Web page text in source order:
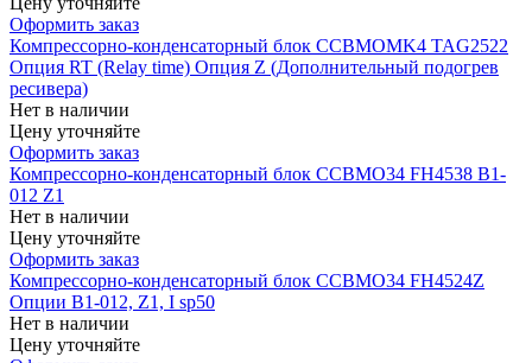
Оформить заказ
Компрессорно-конденсаторный блок CCBMOMK4 TAG2522
Опция RT (Relay time) Опция Z (Дополнительный подогрев
ресивера)
Нет в наличии
Цену уточняйте
Оформить заказ
Компрессорно-конденсаторный блок CCBMO34 FH4538 В1-
012 Z1
Нет в наличии
Цену уточняйте
Оформить заказ
Компрессорно-конденсаторный блок CCBMO34 FH4524Z
Опции B1-012, Z1, I sp50
Нет в наличии
Цену уточняйте